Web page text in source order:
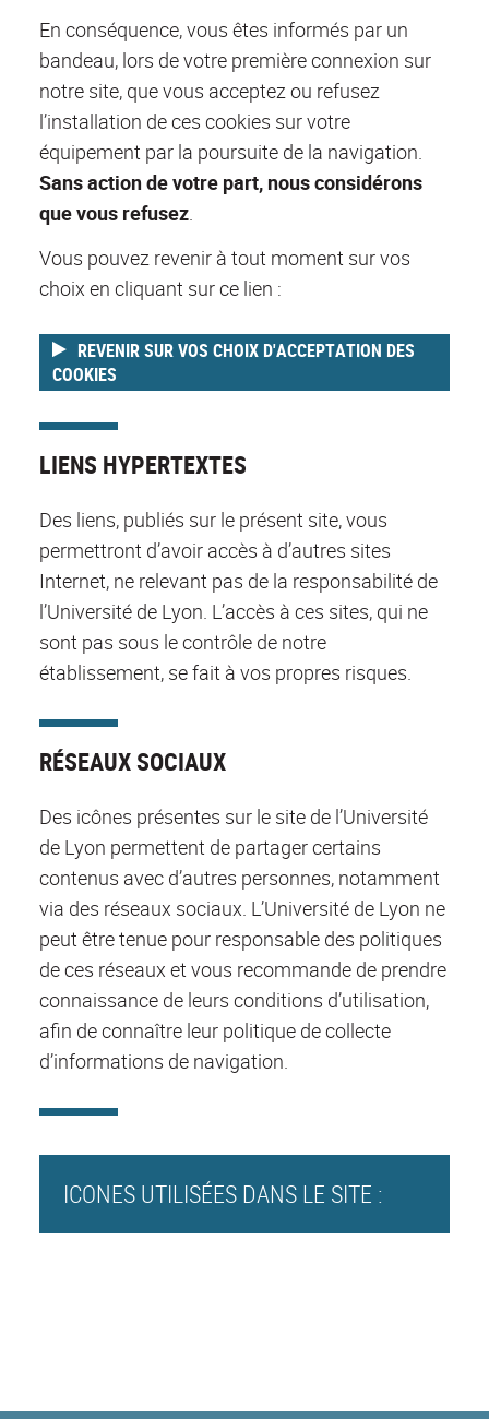
En conséquence, vous êtes informés par un
bandeau, lors de votre première connexion sur
notre site, que vous acceptez ou refusez
l’installation de ces cookies sur votre
équipement par la poursuite de la navigation.
Sans action de votre part, nous considérons
que vous refusez.
Vous pouvez revenir à tout moment sur vos
choix en cliquant sur ce lien :
REVENIR SUR VOS CHOIX D'ACCEPTATION DES
COOKIES
LIENS HYPERTEXTES
Des liens, publiés sur le présent site, vous
permettront d’avoir accès à d’autres sites
Internet, ne relevant pas de la responsabilité de
l’Université de Lyon. L’accès à ces sites, qui ne
sont pas sous le contrôle de notre
établissement, se fait à vos propres risques.
RÉSEAUX SOCIAUX
Des icônes présentes sur le site de l’Université
de Lyon permettent de partager certains
contenus avec d’autres personnes, notamment
via des réseaux sociaux. L’Université de Lyon ne
peut être tenue pour responsable des politiques
de ces réseaux et vous recommande de prendre
connaissance de leurs conditions d’utilisation,
afin de connaître leur politique de collecte
d’informations de navigation.
ICONES UTILISÉES DANS LE SITE :